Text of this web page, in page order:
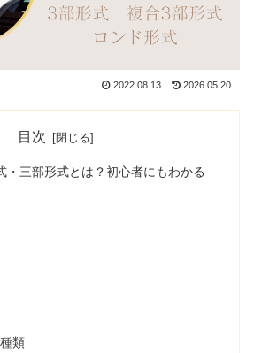
2022.08.13 2026.05.20
目次
・三部形式とは？初心者にもわかる
類